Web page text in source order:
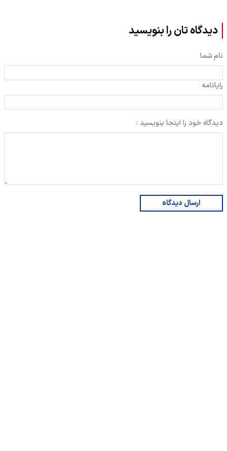
دیدگاه تان را بنویسید
نام شما
رایانامه
دیدگاه خود را اینجا بنویسید :
ارسال دیدگاه